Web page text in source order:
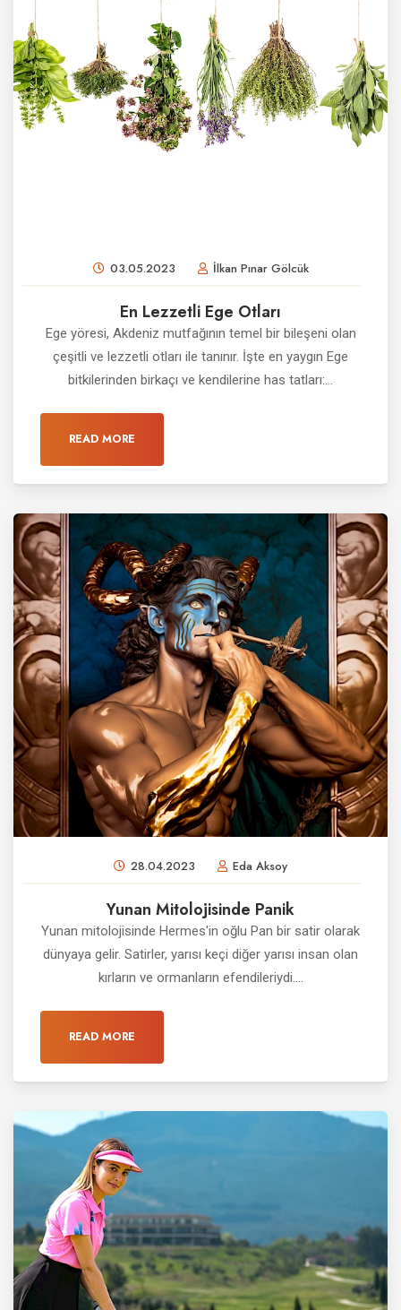
03.05.2023 İlkan Pınar Gölcük
En Lezzetli Ege Otları
Ege yöresi, Akdeniz mutfağının temel bir bileşeni olan
çeşitli ve lezzetli otları ile tanınır. İşte en yaygın Ege
bitkilerinden birkaçı ve kendilerine has tatları:...
READ MORE
28.04.2023 Eda Aksoy
Yunan Mitolojisinde Panik
Yunan mitolojisinde Hermes'in oğlu Pan bir satir olarak
dünyaya gelir. Satirler, yarısı keçi diğer yarısı insan olan
kırların ve ormanların efendileriydi....
READ MORE